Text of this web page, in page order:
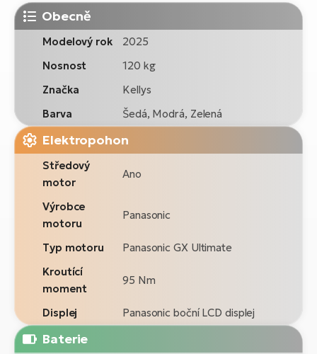
Obecně
Modelový rok
2025
Nosnost
120 kg
Značka
Kellys
Barva
Šedá, Modrá, Zelená
Elektropohon
Středový
motor
Ano
Výrobce
motoru
Panasonic
Typ motoru
Panasonic GX Ultimate
Kroutící
moment
95 Nm
Displej Panasonic boční LCD displej
Baterie